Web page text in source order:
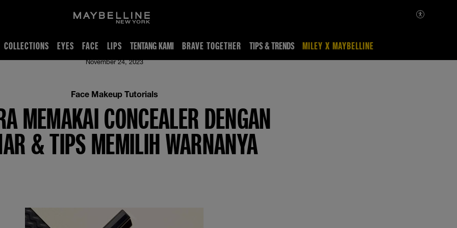
COLLECTIONS EYES FACE LIPS TENTANG KAMI BRAVE TOGETHER TIPS & TRENDS MILEY X MAYBELLINE
Warnanya
November 24, 2023
Face Makeup Tutorials
MEMAKAI CONCEALER DENGAN
& TIPS MEMILIH WARNANYA